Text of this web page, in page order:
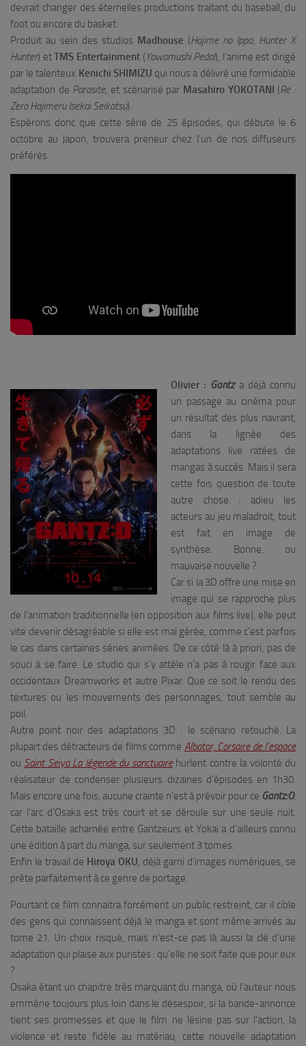
devrait changer des éternelles productions traitant du baseball, du
foot ou encore du basket.
Produit au sein des studios Madhouse (Hajime no Ippo, Hunter X
Hunter) etTMS Entertainment( Yowamushi Pedal), l’anime est dirigé
par le talenteux Kenichi SHIMIZU qui nous a délivré une formidable
adaptation de Parasite, et scénarisé par Masahiro YOKOTANI (Re :
Zero Hajimeru Isekai Seikatsu).
Espérons donc que cette série de 25 épisodes, qui débute le 6
octobre au Japon, trouvera preneur chez l’un de nos diffuseurs
préférés.
Olivier : Gantza déjà connu
un passage au cinéma pour
un résultat des plus navrant,
dans la lignée des
adaptations live ratées de
mangas à succès. Mais il sera
cette fois question de toute
autre chose : adieu les
acteurs au jeu maladroit, tout
est fait en image de
synthèse. Bonne, ou
mauvaise nouvelle ?
Car si la 3D offre une mise en
image qui se rapproche plus
de l’animation traditionnelle (en opposition aux films live), elle peut
vite devenir désagréable si elle est mal gérée, comme c’est parfois
le cas dans certaines séries animées. De ce côté là à priori, pas de
souci à se faire. Le studio qui s’y attèle n’a pas à rougir face aux
occidentaux Dreamworks et autre Pixar. Que ce soit le rendu des
textures ou les mouvements des personnages, tout semble au
poil.
Autre point noir des adaptations 3D : le scénario retouché. La
plupart des détracteurs de films comme Albator, Corsaire de l’espace
ou Saint Seiya La légende du sanctuairehurlent contre la volonté du
réalisateur de condenser plusieurs dizaines d’épisodes en 1h30.
Mais encore une fois, aucune crainte n’est à prévoir pour ce Gantz:O,
car l’arc d’Osaka est très court et se déroule sur une seule nuit.
Cette bataille acharnée entre Gantzeurs et Yokai a d’ailleurs connu
une édition à part du manga, sur seulement 3 tomes.
Enfin le travail de Hiroya OKU, déjà garni d’images numériques, se
prête parfaitement à ce genre de portage.
Pourtant ce film connaitra forcément un public restreint, car il cible
des gens qui connaissent déjà le manga et sont même arrivés au
tome 21. Un choix risqué, mais n’est-ce pas là aussi la clé d’une
adaptation qui plaise aux puristes : qu’elle ne soit faite que pour eux
?
Osaka étant un chapitre très marquant du manga, où l’auteur nous
emmène toujours plus loin dans le désespoir, si la bande-annonce
tient ses promesses et que le film ne lésine pas sur l’action, la
violence et reste fidèle au matériau, cette nouvelle adaptation